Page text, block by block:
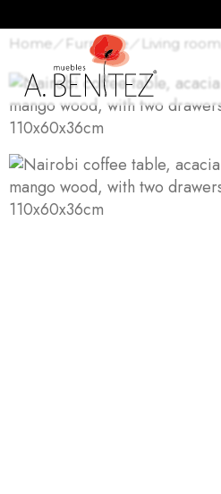
Home Furniture Living room